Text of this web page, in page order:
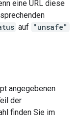
eine URL diese
auf "unsafe"
angegebenen
der
finden Sie im